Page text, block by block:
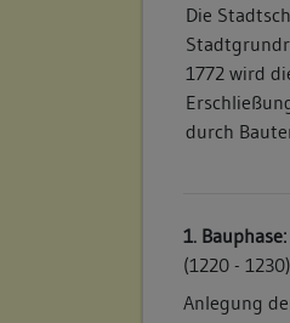
Die
1772 wird
durch
1. Bauphase:
(1220 - 1230)
Anlegung